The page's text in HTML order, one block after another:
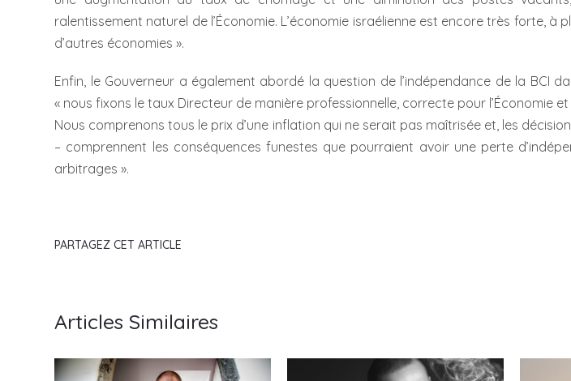
ralentissement naturel de l’Économie. L’économie israélienne est encore très forte, à
d’autres économies ».
Enfin, le Gouverneur a également abordé la question de l’indépendance de la BCI
« nous fixons le taux Directeur de manière professionnelle, correcte pour l’Économie et
Nous comprenons tous le prix d’une inflation qui ne serait pas maîtrisée et, les
– comprennent les conséquences funestes que pourraient avoir une perte
arbitrages ».
PARTAGEZ CET ARTICLE
Articles Similaires